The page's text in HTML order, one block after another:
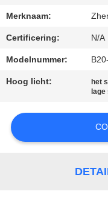
NIEUWS
VERZOEK
CITAAT
Merknaam:
Certificering: N/A
Modelnummer:
Hoog licht: het